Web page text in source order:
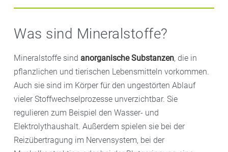
Hinweis:
Veganer und Menschen, die bestimmte
Medikamente wie Metformin oder
Protonenpumpenhemmer einnehmen, sollten ihre
Versorgung prüfen. Eine Supplementierung ist hier
häufig erforderlich, fragen Sie nach geeigneten
Produkten in Ihrer Margarethen Apotheke .
Bedeutung:Vitamin C unterstützt Bindegewebe,
Quellen: Paprika, Zitrusfrüchte, Kiwis, Beeren,
Kohlgemüse
Was sind Mineralstoffe?
Mineralstoffe sind anorganische Substanzen, die in
pflanzlichen und tierischen Lebensmitteln vorkommen.
Auch sie sind im Körper für den ungestörten Ablauf
vieler Stoffwechselprozesse unverzichtbar. Sie
regulieren zum Beispiel den Wasser- und
Elektrolythaushalt. Außerdem spielen sie bei der
Reizübertragung im Nervensystem, bei der